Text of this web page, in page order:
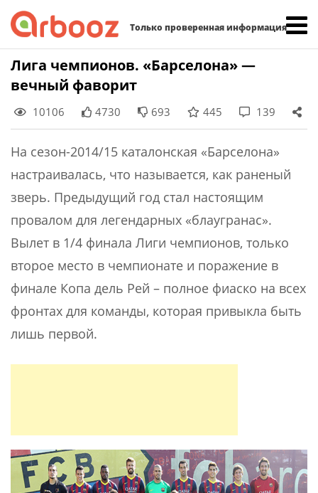
Только проверенная информация
Skip
Лига чемпионов. «Барселона» —
вечный фаворит
10106 4730 693 445 139
На сезон-2014/15 каталонская «Барселона»
настраивалась, что называется, как раненый
зверь. Предыдущий год стал настоящим
провалом для легендарных «блаугранас».
Вылет в 1/4 финала Лиги чемпионов, только
второе место в чемпионате и поражение в
финале Копа дель Рей – полное фиаско на всех
фронтах для команды, которая привыкла быть
лишь первой.
Найти: